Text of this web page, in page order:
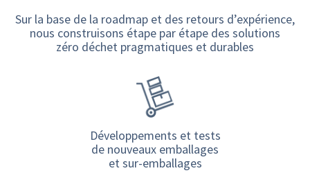
Sur la base de la roadmap et des retours d’expérience,
nous construisons étape par étape des solutions
zéro déchet pragmatiques et durables
Développements et tests
de nouveaux emballages
et sur-emballages